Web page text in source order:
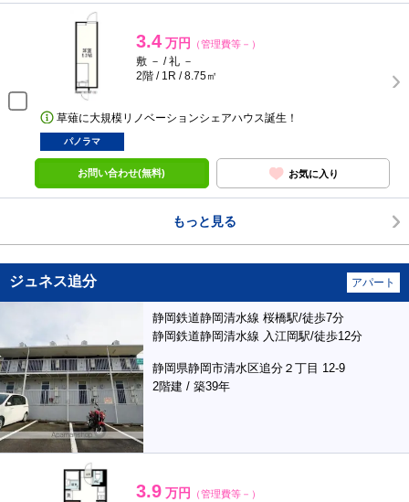
3.4 万円 （管理費等－）
敷 － / 礼 －
2階 / 1R / 8.75㎡
草薙に大規模リノベーションシェアハウス誕生！
パノラマ
お問い合わせ(無料) お気に入り
もっと見る
ジュネス追分 アパート
静岡鉄道静岡清水線 桜橋駅/徒歩7分
静岡鉄道静岡清水線 入江岡駅/徒歩12分
静岡県静岡市清水区追分２丁目 12-9
2階建 / 築39年
3.9 万円 （管理費等－）